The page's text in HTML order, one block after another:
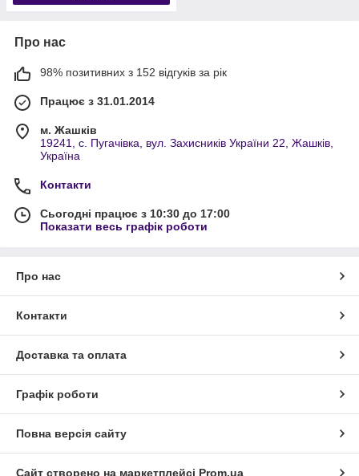
Про нас
98% позитивних з 152 відгуків за рік
Працює з 31.01.2014
м. Жашків
19241, с. Пугачівка, вул. Захисників України 22, Жашків,
Україна
Контакти
Сьогодні працює з 10:30 до 17:00
Показати весь графік роботи
Про нас
Контакти
Доставка та оплата
Графік роботи
Повна версія сайту
Сайт створено на маркетплейсі Prom.ua